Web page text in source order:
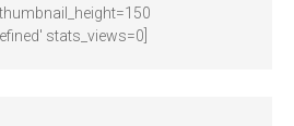
stats_views=0]